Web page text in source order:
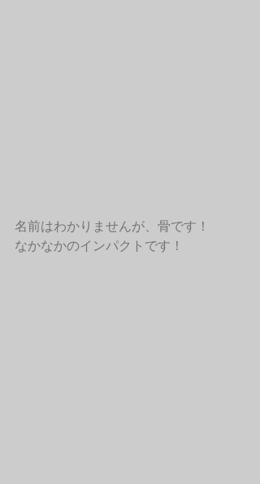
名前はわかりませんが、骨です！
なかなかのインパクトです！